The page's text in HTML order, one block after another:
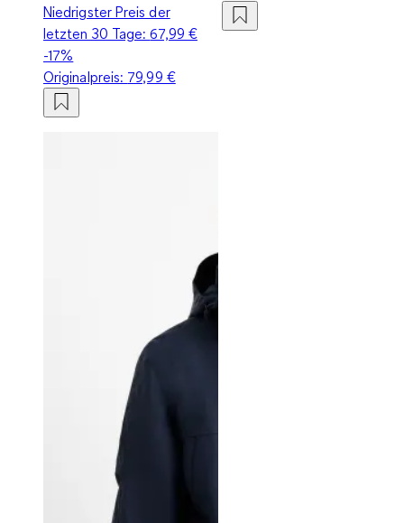
Niedrigster Preis der
letzten 30 Tage:67,99 €
-17%
Originalpreis: 79,99 €